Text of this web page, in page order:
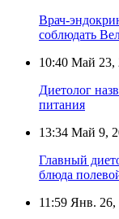
Врач-
соблюдать
10:40 Май 23,
Диетолог
питания
13:34 Май 9,
Главный
блюда
11:59 Янв. 26,